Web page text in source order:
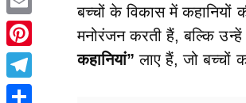
बच्चों के विकास में कहानियों
मनोरंजन करती हैं, बल्कि
कहानियां”लाए हैं, जो बच्चों
Email
Pinterest
Telegram